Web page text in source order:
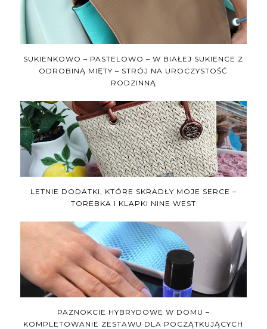
SUKIENKOWO – PASTELOWO – W BIAŁEJ SUKIENCE Z
ODROBINĄ MIĘTY – STRÓJ NA UROCZYSTOŚĆ
RODZINNĄ
LETNIE DODATKI, KTÓRE SKRADŁY MOJE SERCE –
TOREBKA I KLAPKI NINE WEST
PAZNOKCIE HYBRYDOWE W DOMU –
KOMPLETOWANIE ZESTAWU DLA POCZĄTKUJĄCYCH